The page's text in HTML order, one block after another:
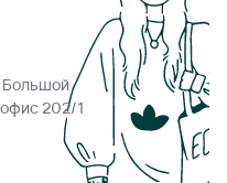
Большой
офис 202/1